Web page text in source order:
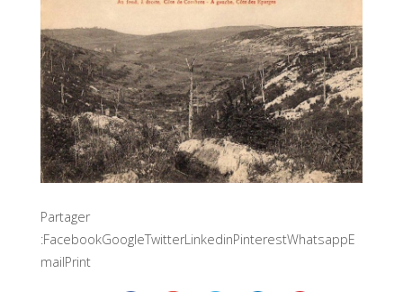
Partager
:FacebookGoogleTwitterLinkedinPinterestWhatsappE
mailPrint